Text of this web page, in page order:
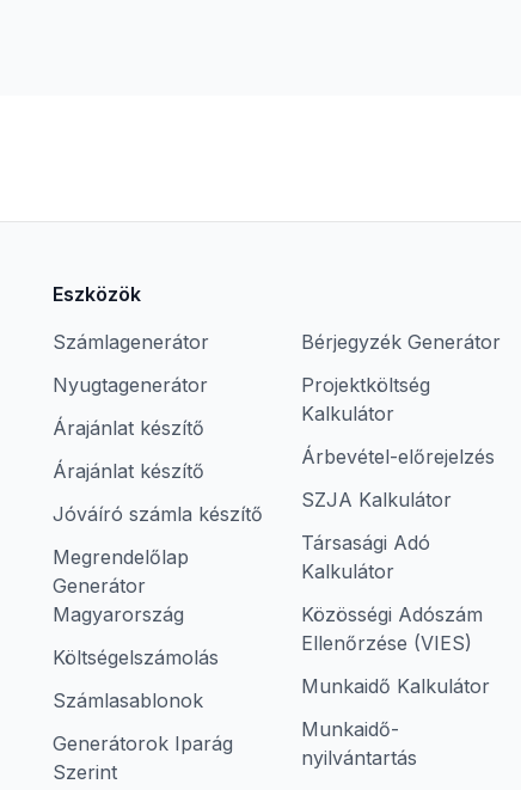
Eszközök
Számlagenerátor
Nyugtagenerátor
Árajánlat készítő
Árajánlat készítő
Jóváíró számla készítő
Megrendelőlap
Generátor
Magyarország
Költségelszámolás
Számlasablonok
Generátorok Iparág
Szerint
Bérjegyzék Generátor
Projektköltség
Kalkulátor
Árbevétel-előrejelzés
SZJA Kalkulátor
Társasági Adó
Kalkulátor
Közösségi Adószám
Ellenőrzése (VIES)
Munkaidő Kalkulátor
Munkaidő-
nyilvántartás